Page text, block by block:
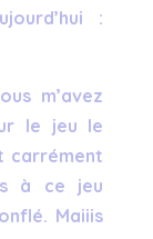
:
m’avez
le jeu le
carrément
à ce jeu
Maiiis